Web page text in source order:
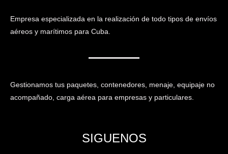
Empresa especializada en la realización de todo tipos de envíos
aéreos y marítimos para Cuba.
Gestionamos tus paquetes, contenedores, menaje, equipaje no
acompañado, carga aérea para empresas y particulares.
SIGUENOS